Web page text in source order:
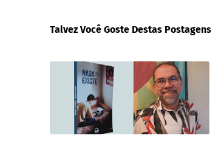
Talvez Você Goste Destas Postagens